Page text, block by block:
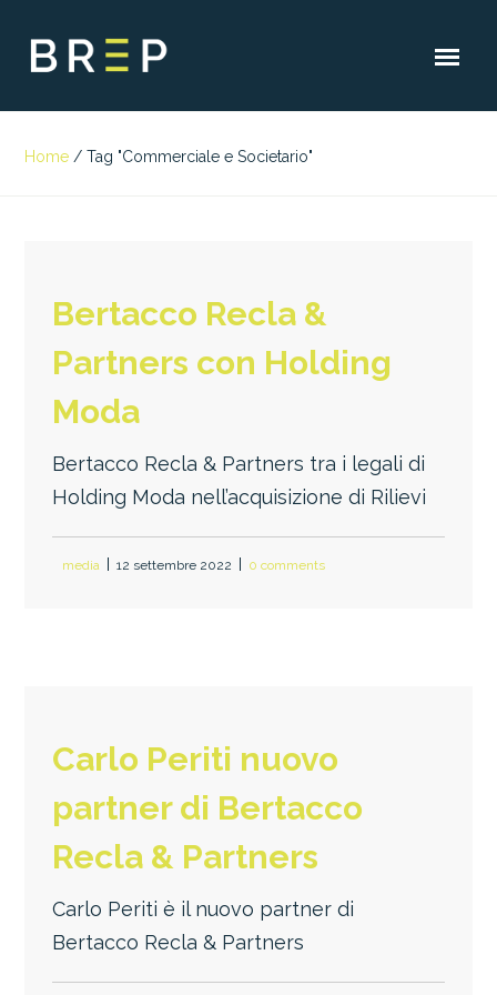
Home / Tag "Commerciale e Societario"
Bertacco Recla &
Partners con Holding
Moda
Bertacco Recla & Partners tra i legali di
Holding Moda nell’acquisizione di Rilievi
media 12 settembre 2022 0 comments
Carlo Periti nuovo
partner di Bertacco
Recla & Partners
Carlo Periti è il nuovo partner di
Bertacco Recla & Partners